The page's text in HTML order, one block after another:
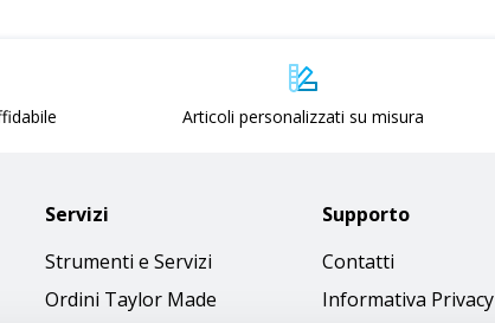
Articoli personalizzati su misura
Servizi
Strumenti e Servizi
Ordini Taylor Made
Supporto
Contatti
Informativa Privacy